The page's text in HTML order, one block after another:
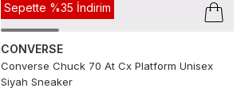
Sepette %35 İndirim
CONVERSE
Converse Chuck 70 At Cx Platform Unisex
Siyah Sneaker